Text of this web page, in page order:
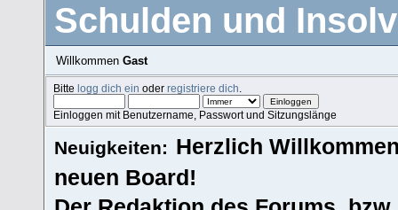
Schulden und
Willkommen Gast
Bittelogg dich ein oderregistriere dich
Einloggen mit Benutzername, Passwort und Sitzungslänge
Neuigkeiten: Herzlich
neuen Board!